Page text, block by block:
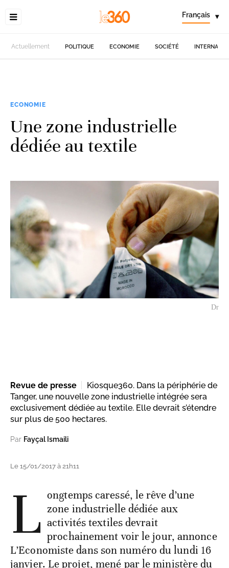
Français ▾
Actuellement POLITIQUE ECONOMIE SOCIÉTÉ
ECONOMIE
Une zone industrielle
dédiée au textile
Dr
Revue de presse
Kiosque360. Dans la périphérie de
Tanger, une nouvelle zone industrielle intégrée sera
exclusivement dédiée au textile. Elle devrait s’étendre
sur plus de 500 hectares.
Par Fayçal Ismaili
Le 15/01/2017 à 21h11
L ongtemps caressé, le rêve d’une
zone industrielle dédiée aux
activités textiles devrait
prochainement voir le jour, annonce
L’Economiste dans son numéro du lundi 16
janvier. Le projet, mené par le ministère du